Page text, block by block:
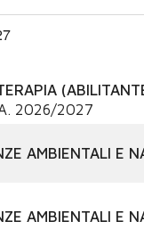
2026/2027
AMBIENTALI E
AMBIENTALI E